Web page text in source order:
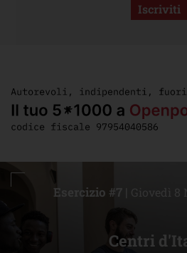
Iscriviti
Centri
Esercizio #7 | Giovedì 8